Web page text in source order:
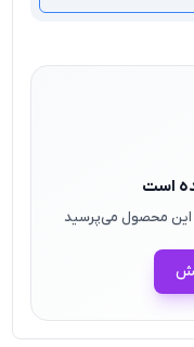
است
این محصول می‌پرسید